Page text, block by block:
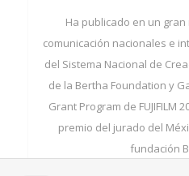
Ha publicado en un
comunicación nacionales e
del Sistema Nacional de
de la Bertha Foundation y
Grant Program de FUJIFILM
premio del jurado del
fundación